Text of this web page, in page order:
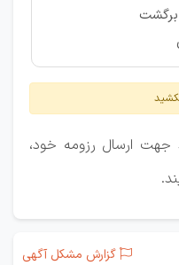
جهت ارسال رزومه خود،
گزارش مشکل آگهی